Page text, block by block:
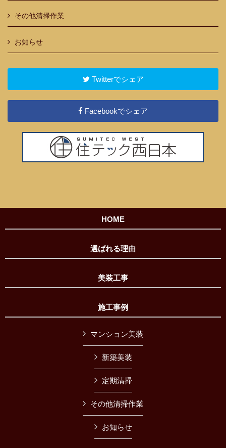
その他清掃作業
お知らせ
Twitterでシェア
Facebookでシェア
HOME
選ばれる理由
美装工事
施工事例
マンション美装
新築美装
定期清掃
その他清掃作業
お知らせ